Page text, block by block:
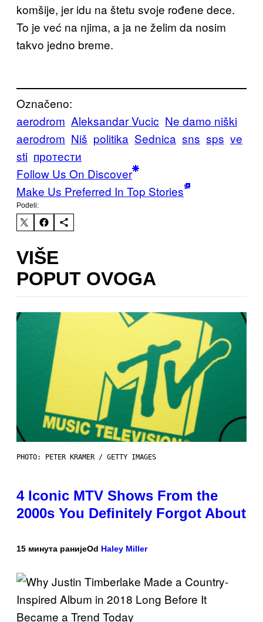
komšije, jer idu na štetu svoje rođene dece.
To je već na njima, a ja ne želim da nosim
takvo jedno breme.
Označeno:
aerodrom Aleksandar Vucic Ne damo niški
aerodrom Niš politika Sednica sns sps ve
sti протести
Follow Us On Discover
Make Us Preferred In Top Stories
Podeli:
VIŠE
POPUT OVOGA
PHOTO: PETER KRAMER / GETTY IMAGES
4 Iconic MTV Shows From the
2000s You Definitely Forgot About
15 минута ранијеOd Haley Miller